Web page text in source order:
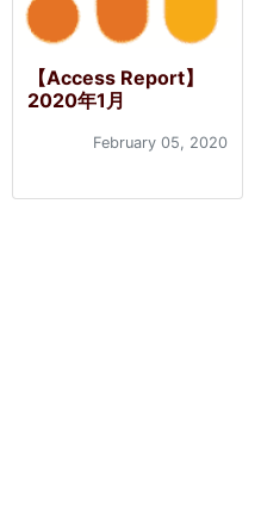
【Access Report】
2020年1月
February 05, 2020